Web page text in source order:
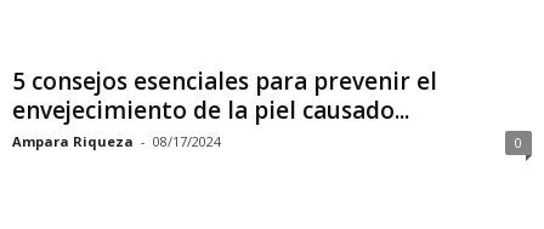
5 consejos esenciales para prevenir el
envejecimiento de la piel causado...
Ampara Riqueza - 08/17/2024 0